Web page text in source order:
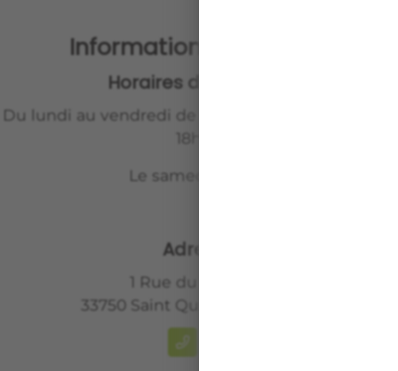
Informations pratiques
Horaires d’ouverture
Du lundi au vendredi de 8h00 à 12h00 et de 14h à
18h00
Le samedi sur rdv
Adresse
1 Rue du Génébra
33750 Saint Quentin de Baron